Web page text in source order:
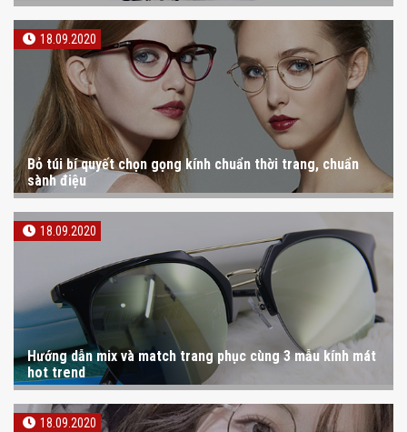
Bỏ túi bí quyết chọn gọng kính chuẩn thời trang, chuẩn
sành điệu
18.09.2020
Hướng dẫn mix và match trang phục cùng 3 mẫu kính mát
hot trend
18.09.2020
18.09.2020